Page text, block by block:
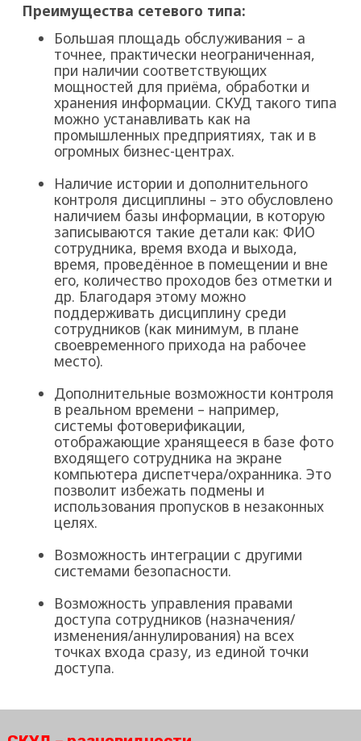
Преимущества сетевого типа:
Большая площадь обслуживания – а
точнее, практически неограниченная,
при наличии соответствующих
мощностей для приёма, обработки и
хранения информации. СКУД такого типа
можно устанавливать как на
промышленных предприятиях, так и в
огромных бизнес-центрах.
Наличие истории и дополнительного
контроля дисциплины – это обусловлено
наличием базы информации, в которую
записываются такие детали как: ФИО
сотрудника, время входа и выхода,
время, проведённое в помещении и вне
его, количество проходов без отметки и
др. Благодаря этому можно
поддерживать дисциплину среди
сотрудников (как минимум, в плане
своевременного прихода на рабочее
место).
Дополнительные возможности контроля
в реальном времени – например,
системы фотоверификации,
отображающие хранящееся в базе фото
входящего сотрудника на экране
компьютера диспетчера/охранника. Это
позволит избежать подмены и
использования пропусков в незаконных
целях.
Возможность интеграции с другими
системами безопасности.
Возможность управления правами
доступа сотрудников (назначения/
изменения/аннулирования) на всех
точках входа сразу, из единой точки
доступа.